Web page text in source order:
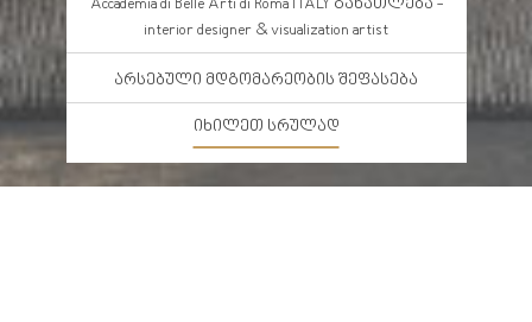
Accademia di Belle Arti di Roma ITALY განათლება -
interior designer & visualization artist
არსებული მდგომარეობის შეფასება
იხილეთ სრულად